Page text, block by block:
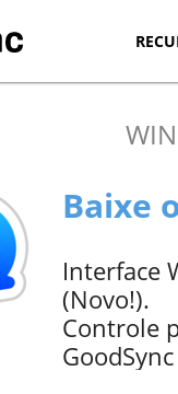
Baixe
Interface
(Novo!).
Controle